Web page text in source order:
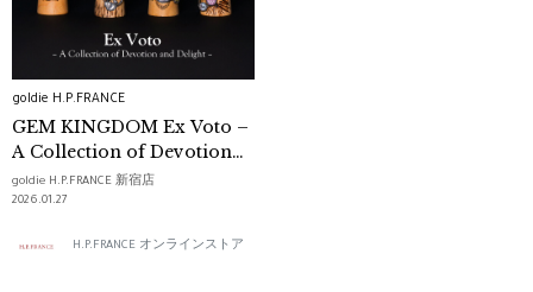
goldie H.P.FRANCE
GEM KINGDOM Ex Voto –
A Collection of Devotion
and Delight –
goldie H.P.FRANCE 新宿店
2026.01.27
H.P.FRANCE オンラインストア